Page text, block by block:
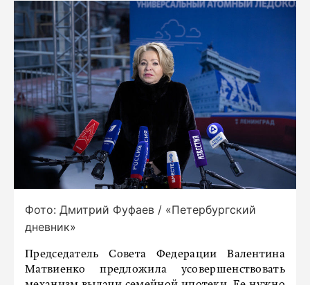
Фото: Дмитрий Фуфаев / «Петербургский
дневник»
Председатель Совета Федерации Валентина
Матвиенко предложила усовершенствовать